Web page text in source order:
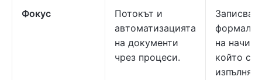
Фокус
Потокът и
автоматизацията
на документи
чрез процеси.
на
който се